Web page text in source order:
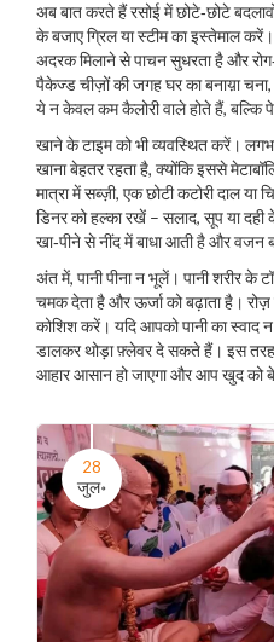
अब बात करते हैं रसोई में छोटे‑छोटे
के बजाए ग्रिल या स्टीम का इस्तेमाल करें।
अदरक मिलाने से पाचन सुधरता है और
पैकेज्ड चीज़ों की जगह घर का बनाय़ा
ये न केवल कम कैलोरी वाले होते हैं, बल्कि
खाने के टाइम को भी व्यवस्थित करें।
खाना बेहतर रहता है, क्योंकि इससे
मात्रा में सब्ज़ी, एक छोटी कटोरी दाल
डिनर को हल्का रखें – सलाद, सूप या
खा‑पीने से नींद में बाधा आती है और वजन
अंत में, पानी पीना न भूलें। पानी शरीर के
चमक देता है और ऊर्जा को बढ़ाता है।
कोशिश करें। यदि आपको पानी का स्वाद
डालकर थोड़ा फ़्लेवर दे सकते हैं। इस
आहार आसान हो जाएगा और आप खुद को
28
जुल॰